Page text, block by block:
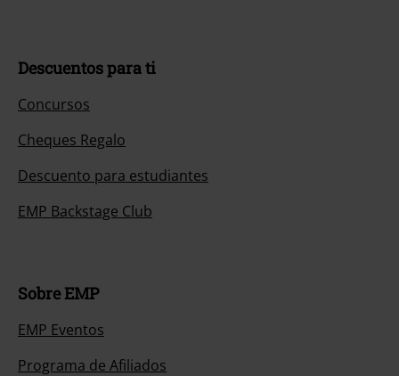
Descuentos para ti
Concursos
Cheques Regalo
Descuento para estudiantes
EMP Backstage Club
Sobre EMP
EMP Eventos
Programa de Afiliados